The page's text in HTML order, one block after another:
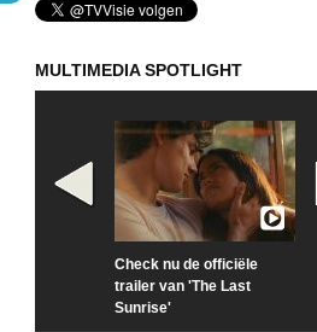
MULTIMEDIA SPOTLIGHT
Check nu de officiële
trailer van 'The Last
Sunrise'